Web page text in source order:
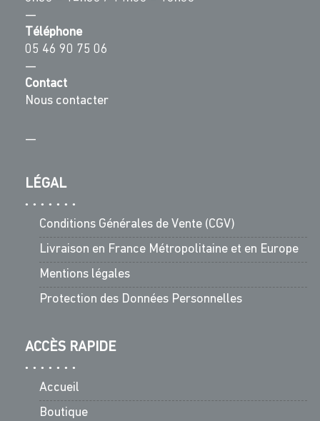
—
Téléphone
05 46 90 75 06
—
Contact
Nous contacter
—
LÉGAL
Conditions Générales de Vente (CGV)
Livraison en France Métropolitaine et en Europe
Mentions légales
Protection des Données Personnelles
ACCÈS RAPIDE
Accueil
Boutique